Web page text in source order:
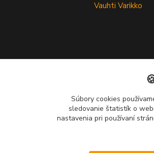
Vauhti Varikko
Súbory cookies
sledovanie štatistík o
nastavenia pri používaní